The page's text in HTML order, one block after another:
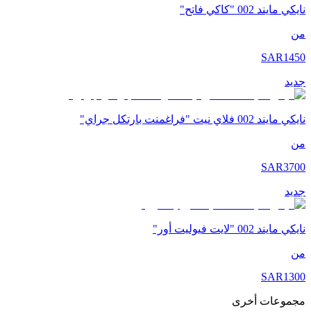
نايكي مايند 002 "كاكي فاتح"
من
SAR1450
جديد
نايكي مايند 002 فلاي نيت "فراغمنت بارتكل جراي"
من
SAR3700
جديد
نايكي مايند 002 "لايت فيوليت أور"
من
SAR1300
مجموعات أخرى